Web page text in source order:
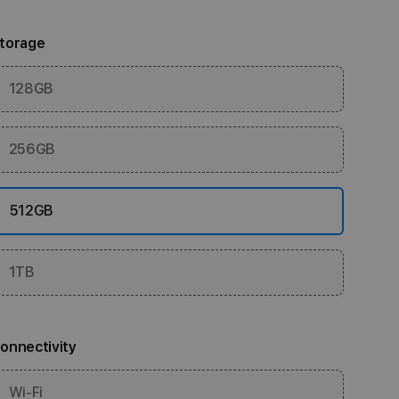
128GB
256GB
512GB
1TB
Wi-Fi